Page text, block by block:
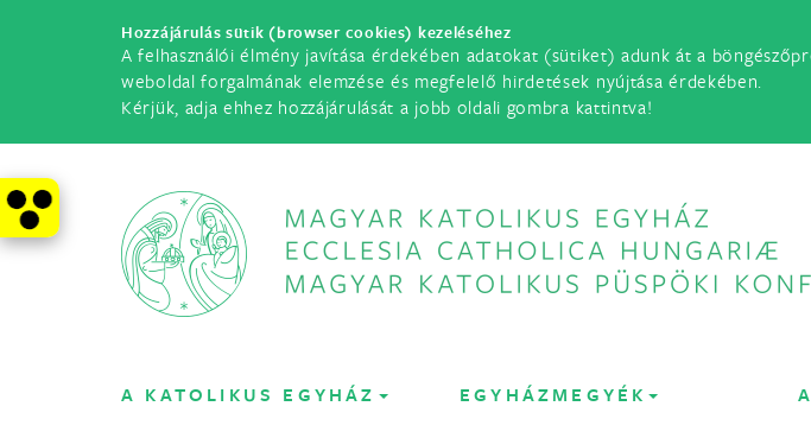
Hozzájárulás sütik (browser cookies) kezeléséhez
A felhasználói élmény javítása érdekében adatokat (sütiket) adunk át a
weboldal forgalmának elemzése és megfelelő hirdetések nyújtása érdekében.
Kérjük, adja ehhez hozzájárulását a jobb oldali gombra kattintva!
A KATOLIKUS EGYHÁZ EGYHÁZMEGYÉK